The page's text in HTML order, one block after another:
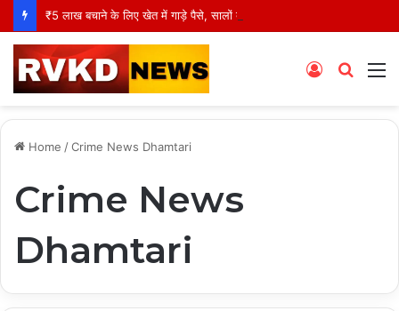
₹5 लाख बचाने के लिए खेत में गाड़े पैसे, सालों बाद निकाला तो उड़ गए होश!
Search
Log
Home /Crime News Dhamtari
Crime News
Dhamtari